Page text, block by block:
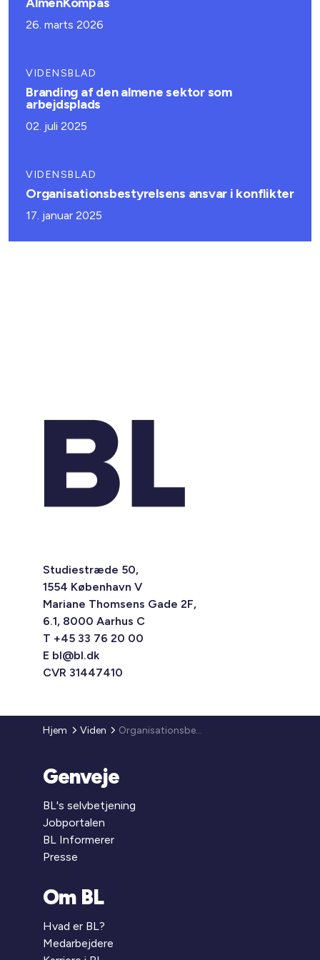
26. marts 2026
VIDENSBLAD
Branding af den almene sektor som
arbejdsplads
02. juli 2025
VIDENSBLAD
Organisationsbestyrelsens ansvar i konflikter
17. januar 2025
Studiestræde 50,
1554 København V
Mariane Thomsens Gade 2F,
6.1, 8000 Aarhus C
T +45 33 76 20 00
E bl@bl.dk
CVR 31447410
Hjem Viden Organisationsbestyrelsens ansvar
Genveje
BL's selvbetjening
Jobportalen
BL Informerer
Presse
Om BL
Hvad er BL?
Medarbejdere